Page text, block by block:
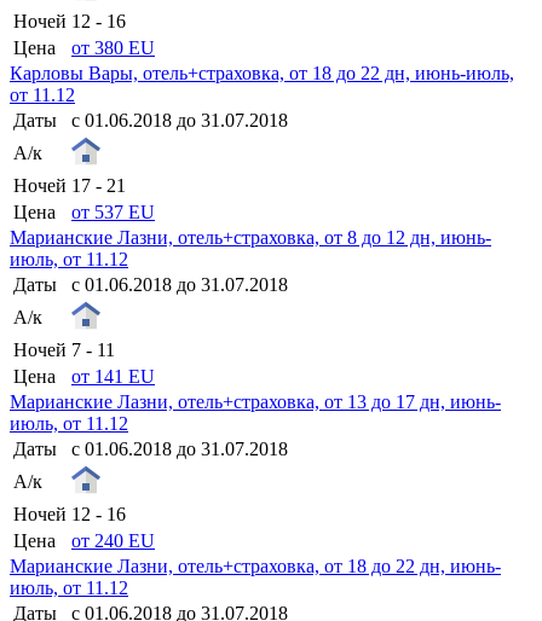
Ночей 12 - 16
Цена
от 380 EU
Карловы Вары, отель+страховка, от 18 до 22 дн, июнь-июль,
от 11.12
Даты
с 01.06.2018 до 31.07.2018
А/к
Ночей 17 - 21
Цена
от 537 EU
Марианские Лазни, отель+страховка, от 8 до 12 дн, июнь-
июль, от 11.12
Даты
с 01.06.2018 до 31.07.2018
А/к
Ночей 7 - 11
Цена
от 141 EU
Марианские Лазни, отель+страховка, от 13 до 17 дн, июнь-
июль, от 11.12
Даты
с 01.06.2018 до 31.07.2018
А/к
Ночей 12 - 16
Цена
от 240 EU
Марианские Лазни, отель+страховка, от 18 до 22 дн, июнь-
июль, от 11.12
Даты
с 01.06.2018 до 31.07.2018